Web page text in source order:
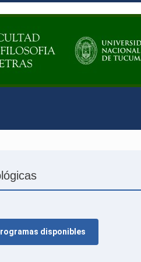
disponibles